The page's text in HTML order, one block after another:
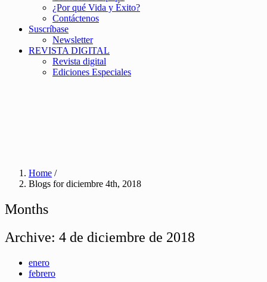
¿Por qué Vida y Éxito?
Contáctenos
Suscríbase
Newsletter
REVISTA DIGITAL
Revista digital
Ediciones Especiales
Home /
Blogs for diciembre 4th, 2018
Months
Archive: 4 de diciembre de 2018
enero
febrero